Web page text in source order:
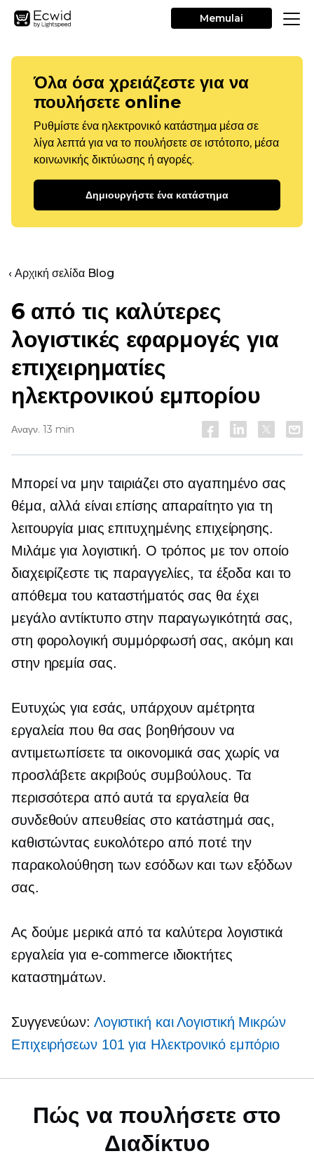
Memulai
Όλα όσα χρειάζεστε για να
πουλήσετε online
Ρυθμίστε ένα ηλεκτρονικό κατάστημα μέσα σε
λίγα λεπτά για να το πουλήσετε σε ιστότοπο, μέσα
κοινωνικής δικτύωσης ή αγορές.
Δημιουργήστε ένα κατάστημα
‹ Αρχική σελίδα Blog
6 από τις καλύτερες
λογιστικές εφαρμογές για
επιχειρηματίες
ηλεκτρονικού εμπορίου
Αναγν. 13 min
Μπορεί να μην ταιριάζει στο αγαπημένο σας
θέμα, αλλά είναι επίσης απαραίτητο για τη
λειτουργία μιας επιτυχημένης επιχείρησης.
Μιλάμε για λογιστική. Ο τρόπος με τον οποίο
διαχειρίζεστε τις παραγγελίες, τα έξοδα και το
απόθεμα του καταστήματός σας θα έχει
μεγάλο αντίκτυπο στην παραγωγικότητά σας,
στη φορολογική συμμόρφωσή σας, ακόμη και
στην ηρεμία σας.
Ευτυχώς για εσάς, υπάρχουν αμέτρητα
εργαλεία που θα σας βοηθήσουν να
αντιμετωπίσετε τα οικονομικά σας χωρίς να
προσλάβετε ακριβούς συμβούλους. Τα
περισσότερα από αυτά τα εργαλεία θα
συνδεθούν απευθείας στο κατάστημά σας,
καθιστώντας ευκολότερο από ποτέ την
παρακολούθηση των εσόδων και των εξόδων
σας.
Ας δούμε μερικά από τα καλύτερα λογιστικά
εργαλεία για e-commerceιδιοκτήτες
καταστημάτων.
Συγγενεύων: Λογιστική και Λογιστική Μικρών
Επιχειρήσεων 101 για Ηλεκτρονικό εμπόριο
Πώς να πουλήσετε στο
Διαδίκτυο